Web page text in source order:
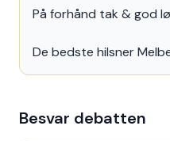
På forhånd tak & god
De bedste hilsner
Besvar debatten